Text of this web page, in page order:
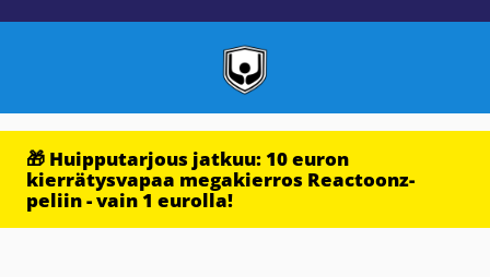
🎁 Huipputarjous jatkuu: 10 euron
kierrätysvapaa megakierros Reactoonz-
peliin - vain 1 eurolla!